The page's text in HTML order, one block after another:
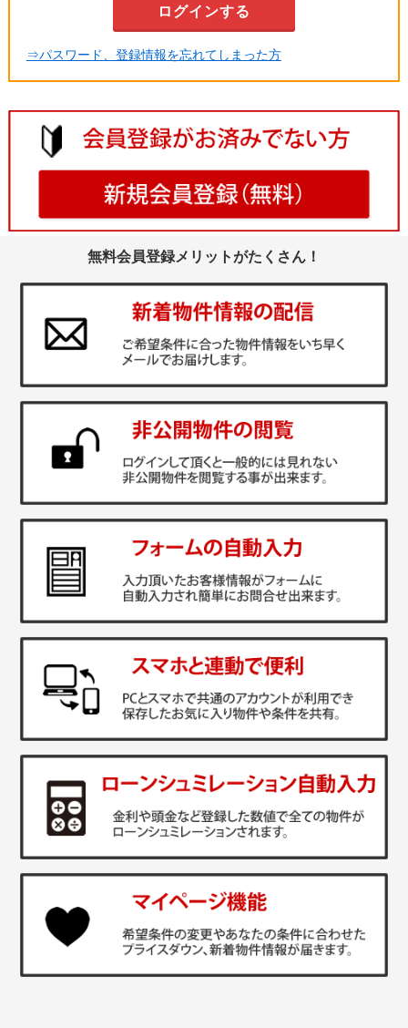
⇒パスワード、登録情報を忘れてしまった方
無料会員登録メリットがたくさん！